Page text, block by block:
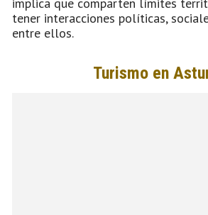
tener interacciones políticas,
entre ellos.